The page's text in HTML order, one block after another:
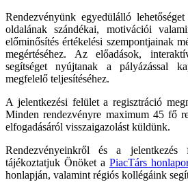
Rendezvényünk egyedülálló
oldalának szándékai, motivációi
előminősítés értékelési szempontjainak
megértéséhez. Az előadások,
segítséget nyújtanak a pályázással
megfelelő teljesítéséhez.
A jelentkezési felület a regisztráció
Minden rendezvényre maximum 45 fő
elfogadásáról visszaigazolást küldünk.
Rendezvényeinkről és a jelentkezés
tájékoztatjuk Önöket a PiacTárs
honlapján, valamint régiós kollégáink